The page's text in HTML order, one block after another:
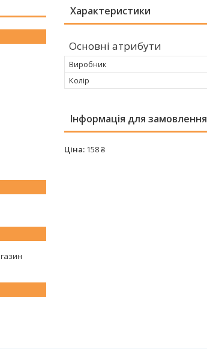
Характеристики
Основні атрибути
Виробник
Колір
Інформація для замовлення
Ціна: 158 ₴